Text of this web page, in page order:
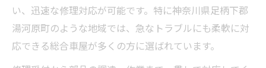
い、迅速な修理対応が可能です。特に神奈川県足柄下郡
湯河原町のような地域では、急なトラブルにも柔軟に対
応できる総合車屋が多くの方に選ばれています。